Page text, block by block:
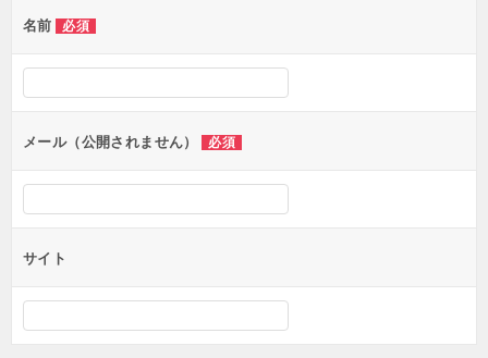
名前 必須
メール（公開されません） 必須
サイト